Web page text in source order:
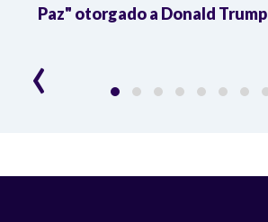
Paz" otorgado a Donald Trump
‹